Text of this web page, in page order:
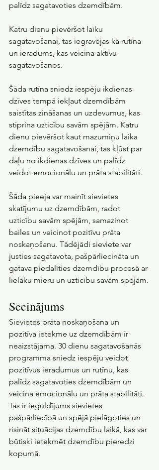
palīdz sagatavoties dzemdībām.
Katru dienu pievēršot laiku
sagatavošanai, tas iegravējas kā rutīna
un ieradums, kas veicina aktīvu
sagatavošanos.
Šāda rutīna sniedz iespēju ikdienas
dzīves tempā iekļaut dzemdībām
saistītas zināšanas un uzdevumus, kas
stiprina uzticību savām spējām. Katru
dienu pievēršot kaut mazumiņu laika
dzemdību sagatavošanai, tas kļūst par
daļu no ikdienas dzīves un palīdz
veidot emocionālu un prāta stabilitāti.
Šāda pieeja var mainīt sievietes
skatījumu uz dzemdībām, radot
uzticību savām spējām, samazinot
bailes un veicinot pozitīvu prāta
noskaņošanu. Tādējādi sieviete var
justies sagatavota, pašpārliecināta un
gatava piedalīties dzemdību procesā ar
lielāku mieru un uzticību savām spējām.
Secinājums
Sievietes prāta noskaņošana un
pozitīva ietekme uz dzemdībām ir
neaizstājama. 30 dienu sagatavošanās
programma sniedz iespēju veidot
pozitīvus ieradumus un rutīnu, kas
palīdz sagatavoties dzemdībām un
veicina emocionālu un prāta stabilitāti.
Tas ir ieguldījums sievietes
pašpārliecībā un spējā pielāgoties un
risināt situācijas dzemdību laikā, kas var
būtiski ietekmēt dzemdību pieredzi
kopumā.